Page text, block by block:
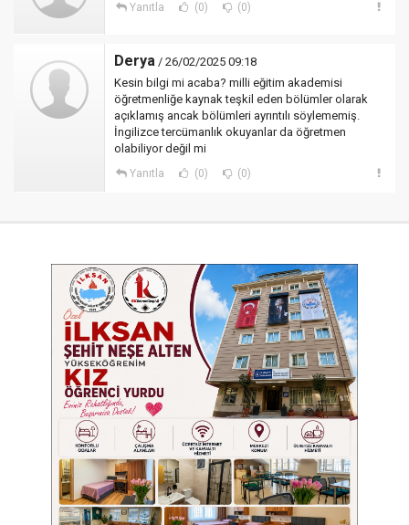
Yanıtla (0) (0)
Derya / 26/02/2025 09:18
Kesin bilgi mi acaba? milli eğitim akademisi
öğretmenliğe kaynak teşkil eden bölümler olarak
açıklamış ancak bölümleri ayrıntılı söylememiş.
İngilizce tercümanlık okuyanlar da öğretmen
olabiliyor değil mi
Yanıtla (0) (0)